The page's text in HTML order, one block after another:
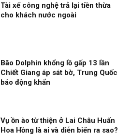
Tài xế công nghệ trả lại tiền thừa
cho khách nước ngoài
Bão Dolphin khổng lồ gấp 13 lần
Chiết Giang áp sát bờ, Trung Quốc
báo động khẩn
Vụ ồn ào từ thiện ở Lai Châu Huấn
Hoa Hồng là ai và diễn biến ra sao?